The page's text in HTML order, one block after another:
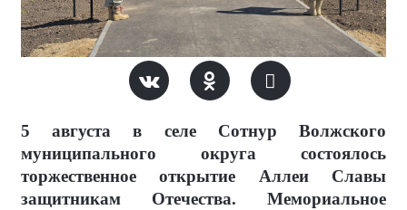
5 августа в селе Сотнур Волжского
муниципального округа состоялось
торжественное открытие Аллеи Славы
защитникам Отечества. Мемориальное